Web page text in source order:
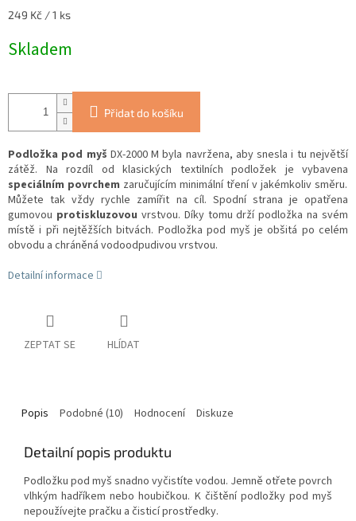
Měrná
249 Kč / 1 ks
Skladem
Přidat do košíku
Podložka pod myš DX-2000 M byla navržena, aby snesla i tu největší
zátěž. Na rozdíl od klasických textilních podložek je vybavena
speciálním povrchem zaručujícím minimální tření v jakémkoliv směru.
Můžete tak vždy rychle zamířit na cíl. Spodní strana je opatřena
gumovou protiskluzovou vrstvou. Díky tomu drží podložka na svém
místě i při nejtěžších bitvách. Podložka pod myš je obšitá po celém
obvodu a chráněná vodoodpudivou vrstvou.
Detailní informace
ZEPTAT SE HLÍDAT
Popis Podobné (10) Hodnocení Diskuze
Detailní popis produktu
Podložku pod myš snadno vyčistíte vodou. Jemně otřete povrch
vlhkým hadříkem nebo houbičkou. K čištění podložky pod myš
nepoužívejte pračku a čisticí prostředky.